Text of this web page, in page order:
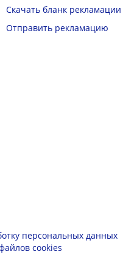
Скачать бланк рекламации
Отправить рекламацию
персональных данных
cookies